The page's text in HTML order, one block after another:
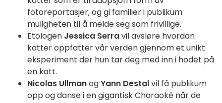
fotoreportasjer, og gi familier i publikum
muligheten til å melde seg som frivillige.
Etologen Jessica Serravil avsløre hvordan
katter oppfatter vår verden gjennom et unikt
eksperiment der hun tar deg med inn i hodet på
en katt.
Nicolas UllmanogYann Destalvil få publikum
opp og danse i en gigantisk Charaoké når de